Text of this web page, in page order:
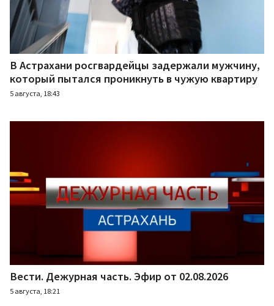
В Астрахани росгвардейцы задержали мужчину,
который пытался проникнуть в чужую квартиру
5 августа, 18:43
Вести. Дежурная часть. Эфир от 02.08.2026
5 августа, 18:21